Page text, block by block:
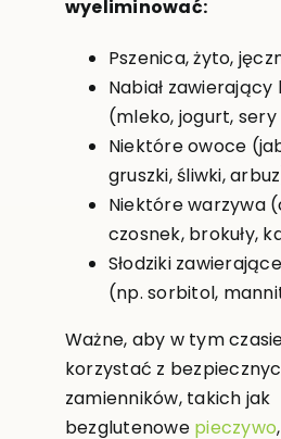
wyeliminować:
Pszenica, żyto,
Nabiał
(mleko, jogurt,
Niektóre owoce
gruszki, śliwki,
Niektóre warzywa
czosnek, brokuły,
Słodziki
(np. sorbitol,
Ważne, aby w tym
korzystać z
zamienników, takich jak
bezglutenowe pieczywo